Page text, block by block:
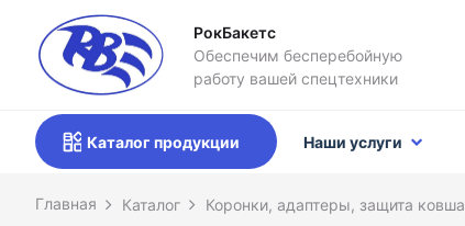
РокБакетс
Обеспечим бесперебойную
работу вашей спецтехники
Каталог продукции Наши услуги
Каталог Коронки, адаптеры, защита ковша